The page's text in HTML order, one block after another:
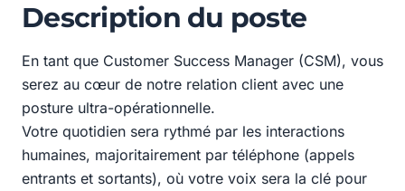
Description du poste
En tant que Customer Success Manager (CSM), vous
serez au cœur de notre relation client avec une
posture ultra-opérationnelle.
Votre quotidien sera rythmé par les interactions
humaines, majoritairement par téléphone (appels
entrants et sortants), où votre voix sera la clé pour